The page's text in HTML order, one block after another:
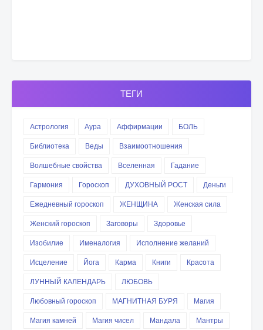
ТЕГИ
Астрология Аура Аффирмации
БОЛЬ
Библиотека
Веды
Взаимоотношения
Волшебные свойства
Вселенная
Гадание
Гармония
Гороскоп ДУХОВНЫЙ РОСТ
Деньги
Ежедневный гороскоп
ЖЕНЩИНА
Женская сила
Женский гороскоп
Заговоры
Здоровье
Изобилие
Именалогия
Исполнение желаний
Исцеление
Йога Карма Книги
Красота
ЛУННЫЙ КАЛЕНДАРЬ
ЛЮБОВЬ
Любовный гороскоп
МАГНИТНАЯ БУРЯ
Магия
Магия камней
Магия чисел Мандала
Мантры